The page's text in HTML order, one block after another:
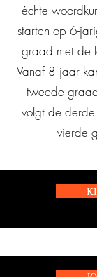
échte
starten op 6-
graad met de
Vanaf 8 jaar
tweede
volgt de
vierde